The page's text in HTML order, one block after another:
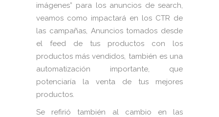
imágenes” para los anuncios de search,
veamos como impactará en los CTR de
las campañas, Anuncios tomados desde
el feed de tus productos con los
productos más vendidos, también es una
automatización importante, que
potenciaría la venta de tus mejores
productos.
Se refirió también al cambio en las